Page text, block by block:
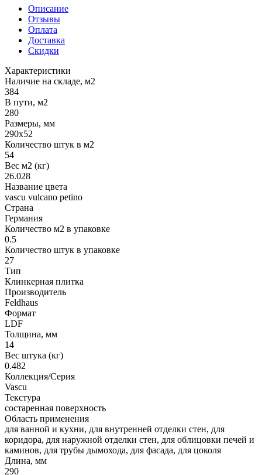
Описание
Отзывы
Оплата
Доставка
Скидки
Характеристики
Наличие на складе, м2
384
В пути, м2
280
Размеры, мм
290x52
Количество штук в м2
54
Вес м2 (кг)
26.028
Название цвета
vascu vulcano petino
Страна
Германия
Количество м2 в упаковке
0.5
Количество штук в упаковке
27
Тип
Клинкерная плитка
Производитель
Feldhaus
Формат
LDF
Толщина, мм
14
Вес штука (кг)
0.482
Коллекция/Серия
Vascu
Текстура
состаренная поверхность
Область применения
для ванной и кухни, для внутренней отделки стен, для
коридора, для наружной отделки стен, для облицовки печей и
каминов, для трубы дымохода, для фасада, для цоколя
Длина, мм
290